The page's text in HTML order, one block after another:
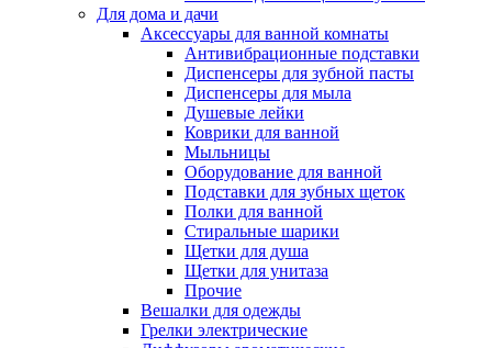
Для дома и дачи
Аксессуары для ванной комнаты
Антивибрационные подставки
Диспенсеры для зубной пасты
Диспенсеры для мыла
Душевые лейки
Коврики для ванной
Мыльницы
Оборудование для ванной
Подставки для зубных щеток
Полки для ванной
Стиральные шарики
Щетки для душа
Щетки для унитаза
Прочие
Вешалки для одежды
Грелки электрические